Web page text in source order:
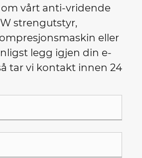
vårt anti-vridende
strengutstyr,
eller
legg igjen din e-
tar vi kontakt innen 24